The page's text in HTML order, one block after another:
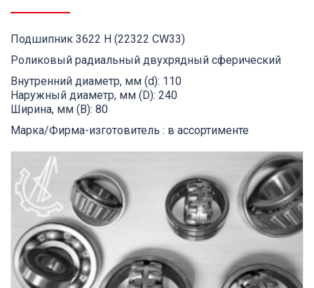
Подшипник 3622 H (22322 CW33)
Роликовый радиальный двухрядный сферический
Внутренний диаметр, мм (d): 110
Наружный диаметр, мм (D): 240
Ширина, мм (B): 80
Марка/Фирма-изготовитель : в ассортименте